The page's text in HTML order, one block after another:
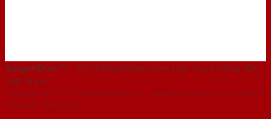
SaigonDoor™ - Hệ thống Showroom cửa nhựa hàng đầu
Việt Nam
Copyright ⓒ 2016 – 2026 SaigonDoor™ - www.bancuanhua.com | Đơn vị
chủ quản SaigonDoor